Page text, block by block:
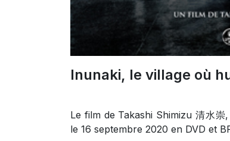
Inunaki, le village où
Le film de Takashi Shimizu 清水崇,
le 16 septembre 2020 en DVD et